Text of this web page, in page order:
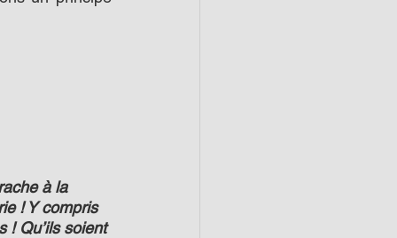
à la
! Y compris
! Qu’ils soient